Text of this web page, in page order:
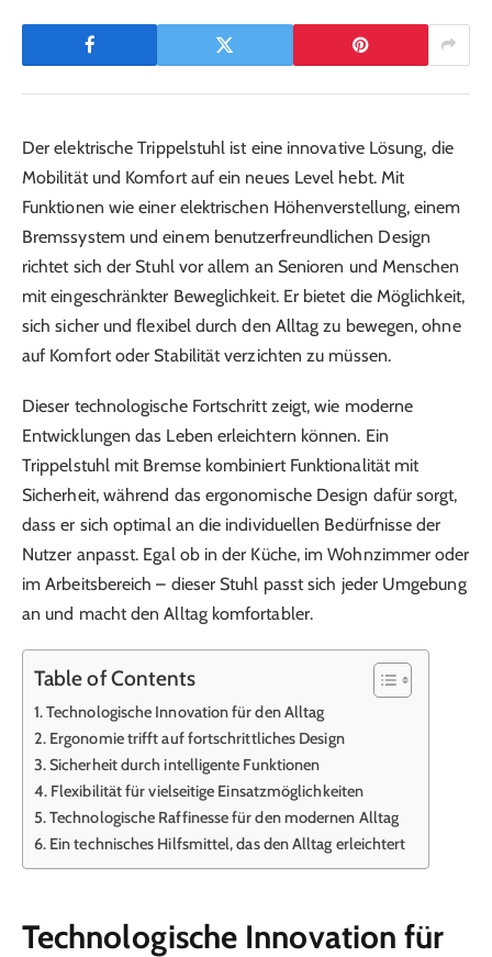
Der elektrische Trippelstuhl ist eine innovative Lösung, die
Mobilität und Komfort auf ein neues Level hebt. Mit
Funktionen wie einer elektrischen Höhenverstellung, einem
Bremssystem und einem benutzerfreundlichen Design
richtet sich der Stuhl vor allem an Senioren und Menschen
mit eingeschränkter Beweglichkeit. Er bietet die Möglichkeit,
sich sicher und flexibel durch den Alltag zu bewegen, ohne
auf Komfort oder Stabilität verzichten zu müssen.
Dieser technologische Fortschritt zeigt, wie moderne
Entwicklungen das Leben erleichtern können. Ein
Trippelstuhl mit Bremse kombiniert Funktionalität mit
Sicherheit, während das ergonomische Design dafür sorgt,
dass er sich optimal an die individuellen Bedürfnisse der
Nutzer anpasst. Egal ob in der Küche, im Wohnzimmer oder
im Arbeitsbereich – dieser Stuhl passt sich jeder Umgebung
an und macht den Alltag komfortabler.
Table of Contents
Technologische Innovation für den Alltag
Ergonomie trifft auf fortschrittliches Design
Sicherheit durch intelligente Funktionen
Flexibilität für vielseitige Einsatzmöglichkeiten
Technologische Raffinesse für den modernen Alltag
Ein technisches Hilfsmittel, das den Alltag erleichtert
Technologische Innovation für